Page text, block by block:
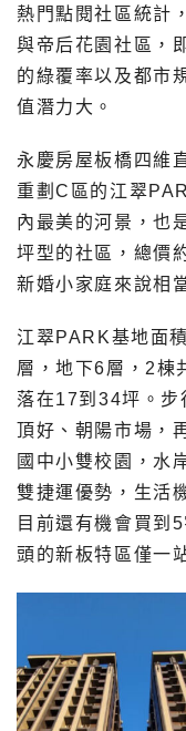
熱門點閱社區統計
與帝后花園社區，
的綠覆率以及都市
值潛力大。
永慶房屋板橋四維
重劃C區的江翠
內最美的河景，也
坪型的社區，總價
新婚小家庭來說相
江翠PARK基地面
層，地下6層，2棟
落在17到34坪。步
頂好、朝陽市場，
國中小雙校園，水
雙捷運優勢，生活
目前還有機會買到
頭的新板特區僅一